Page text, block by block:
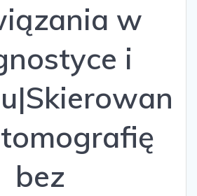
w
i
bez